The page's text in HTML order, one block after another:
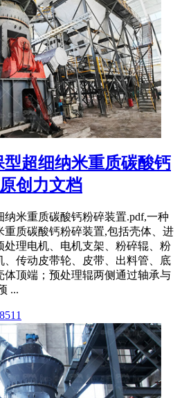
超细纳米重质碳酸钙
创力文档
米重质碳酸钙粉碎装置.pdf,一种
重质碳酸钙粉碎装置,包括壳体、进
处理电机、电机支架、粉碎辊、粉
、传动皮带轮、皮带、出料管、底
体顶端；预处理辊两侧通过轴承与
...